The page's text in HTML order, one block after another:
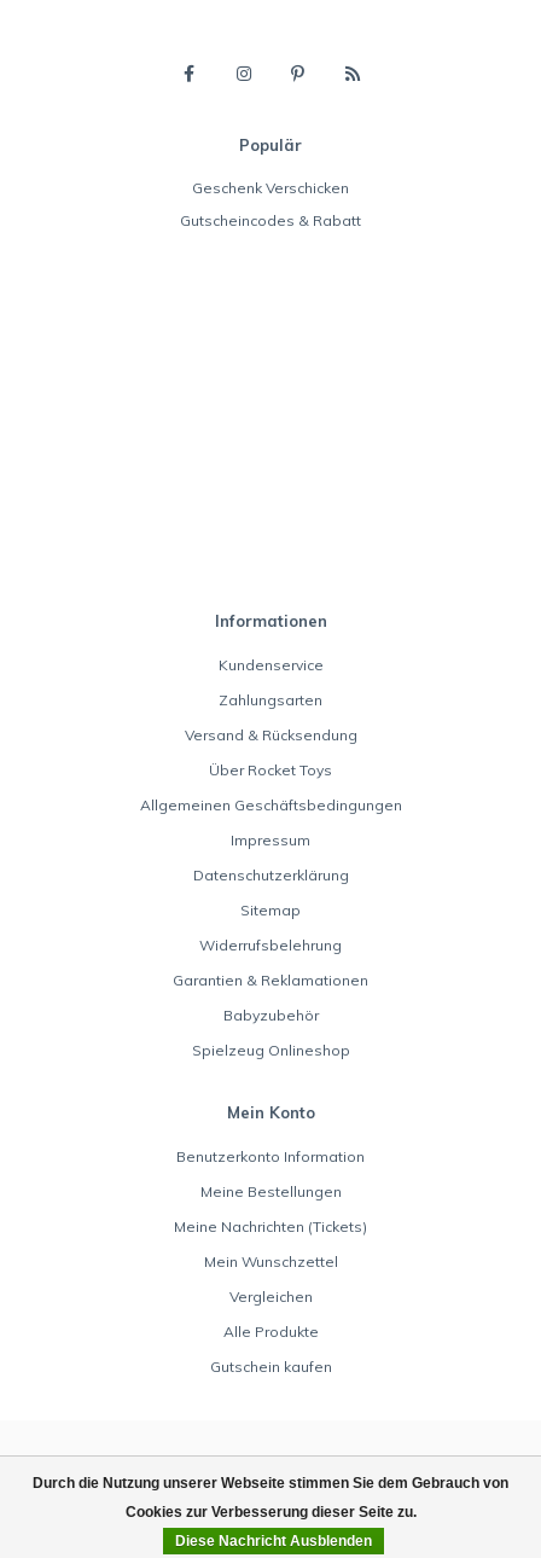
Durch die Nutzung unserer Webseite stimmen Sie dem Gebrauch von
Cookies zur Verbesserung dieser Seite zu.
Diese Nachricht Ausblenden
Populär
Geschenk Verschicken
Gutscheincodes & Rabatt
Informationen
Kundenservice
Zahlungsarten
Versand & Rücksendung
Über Rocket Toys
Allgemeinen Geschäftsbedingungen
Impressum
Datenschutzerklärung
Sitemap
Widerrufsbelehrung
Garantien & Reklamationen
Babyzubehör
Spielzeug Onlineshop
Mein Konto
Benutzerkonto Information
Meine Bestellungen
Meine Nachrichten (Tickets)
Mein Wunschzettel
Vergleichen
Alle Produkte
Gutschein kaufen